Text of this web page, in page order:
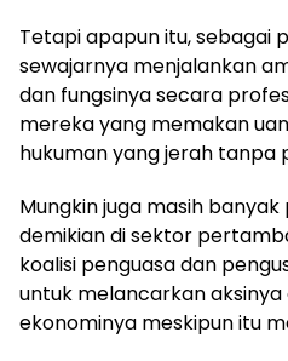
‎Tetapi apapun itu, sebagai
sewajarnya menjalankan
dan fungsinya secara
mereka yang memakan
hukuman yang jerah tanpa
‎Mungkin juga masih
demikian di sektor
koalisi penguasa dan
untuk melancarkan
ekonominya meskipun itu